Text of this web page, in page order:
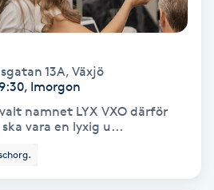
13A, Växjö
Imorgon
valt namnet LYX VXO därför
vara en lyxig u...